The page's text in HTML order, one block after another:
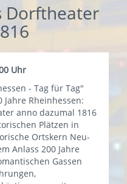
Dorftheater
Uhr
- Tag für Tag"
Rheinhessen:
anno dazumal 1816
Plätzen in
Ortskern Neu-
Anlass 200 Jahre
Gassen